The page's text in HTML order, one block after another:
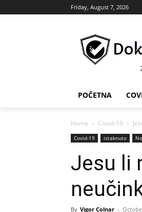
Friday, August 7, 2026
POČETNA
Home Covid-19
Covid-19 istaknuto
Jesu li
By Vigor Colnar -